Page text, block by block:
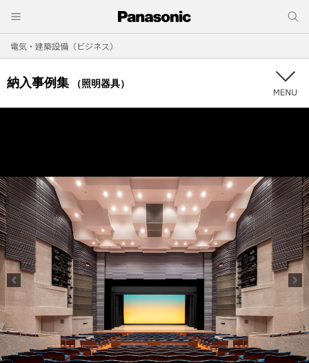
電気・建築設備（ビジネス）
納入事例集 （照明器具）